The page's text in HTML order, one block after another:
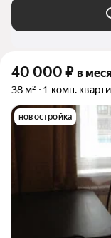
40 000 ₽ в
38 м² 1-комн.
новостройка